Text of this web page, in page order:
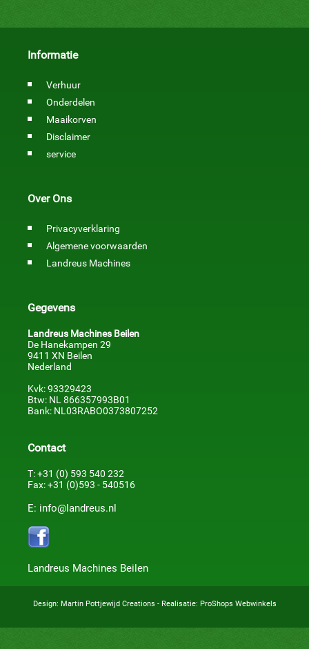
Informatie
Verhuur
Onderdelen
Maaikorven
Disclaimer
service
Over Ons
Privacyverklaring
Algemene voorwaarden
Landreus Machines
Gegevens
Landreus Machines Beilen
De Hanekampen 29
9411 XN Beilen
Nederland
Kvk: 93329423
Btw: NL 866357993B01
Bank: NL03RABO0373807252
Contact
T: +31 (0) 593 540 232
Fax: +31 (0)593 - 540516
E: info@landreus.nl
Landreus Machines Beilen
Design: Martin Pottjewijd Creations - Realisatie: ProShops Webwinkels